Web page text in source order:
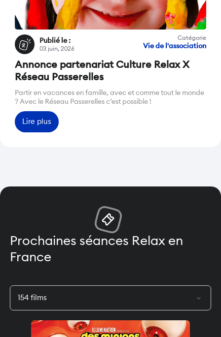
Publié le :
03 juin, 2026
Catégorie
Vie de l'association
Annonce partenariat Culture Relax X
Réseau Passerelles
Partir en vacances en famille, avec et comme tout le monde
? Avec le Réseau Passerelles c’est possible !
Lire plus
Prochaines séances Relax en
France
expand_more